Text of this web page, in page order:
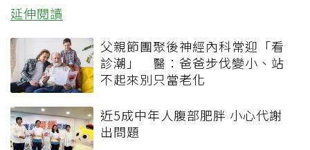
延伸閱讀
父親節團聚後神經內科常迎「看
診潮」 醫：爸爸步伐變小、站
不起來別只當老化
近5成中年人腹部肥胖 小心代謝
出問題